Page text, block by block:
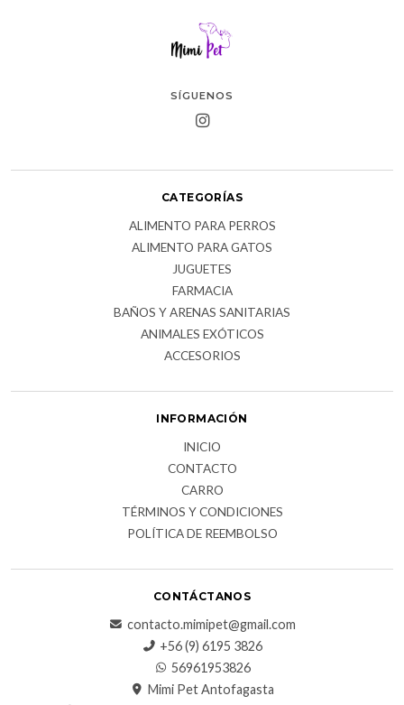
SÍGUENOS
CATEGORÍAS
ALIMENTO PARA PERROS
ALIMENTO PARA GATOS
JUGUETES
FARMACIA
BAÑOS Y ARENAS SANITARIAS
ANIMALES EXÓTICOS
ACCESORIOS
INFORMACIÓN
INICIO
CONTACTO
CARRO
TÉRMINOS Y CONDICIONES
POLÍTICA DE REEMBOLSO
CONTÁCTANOS
contacto.mimipet@gmail.com
+56 (9) 6195 3826
56961953826
Mimi Pet Antofagasta